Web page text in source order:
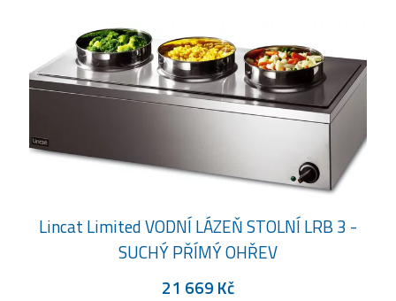
Lincat Limited VODNÍ LÁZEŇ STOLNÍ LRB 3 -
SUCHÝ PŘÍMÝ OHŘEV
21 669 Kč